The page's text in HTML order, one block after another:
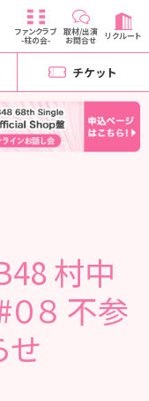
ファンクラブ
-柱の会-
取材/出演
お問合せ リクルート
チケット
村中
０８ 不参
せ